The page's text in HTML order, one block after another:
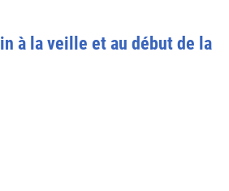
à la veille et au début de la